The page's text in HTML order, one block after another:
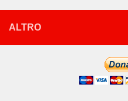
ALTRO